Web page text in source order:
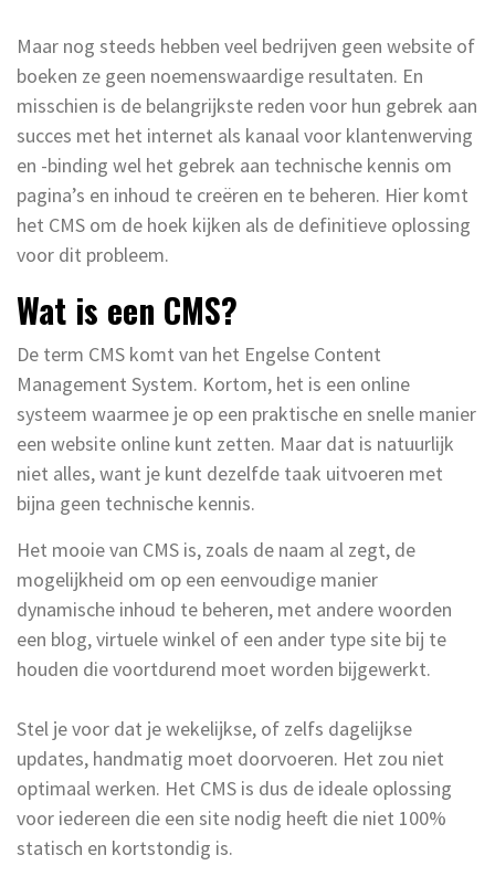
Maar nog steeds hebben veel bedrijven geen website of
boeken ze geen noemenswaardige resultaten. En
misschien is de belangrijkste reden voor hun gebrek aan
succes met het internet als kanaal voor klantenwerving
en -binding wel het gebrek aan technische kennis om
pagina’s en inhoud te creëren en te beheren. Hier komt
het CMS om de hoek kijken als de definitieve oplossing
voor dit probleem.
Wat is een CMS?
De term CMS komt van het Engelse Content
Management System. Kortom, het is een online
systeem waarmee je op een praktische en snelle manier
een website online kunt zetten. Maar dat is natuurlijk
niet alles, want je kunt dezelfde taak uitvoeren met
bijna geen technische kennis.
Het mooie van CMS is, zoals de naam al zegt, de
mogelijkheid om op een eenvoudige manier
dynamische inhoud te beheren, met andere woorden
een blog, virtuele winkel of een ander type site bij te
houden die voortdurend moet worden bijgewerkt.
Stel je voor dat je wekelijkse, of zelfs dagelijkse
updates, handmatig moet doorvoeren. Het zou niet
optimaal werken. Het CMS is dus de ideale oplossing
voor iedereen die een site nodig heeft die niet 100%
statisch en kortstondig is.